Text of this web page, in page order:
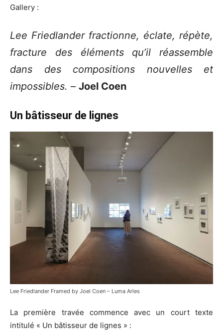
Gallery :
Lee Friedlander fractionne, éclate, répète,
fracture des éléments qu’il réassemble
dans des compositions nouvelles et
impossibles. – Joel Coen
Un bâtisseur de lignes
Lee Friedlander Framed by Joel Coen – Luma Arles
La première travée commence avec un court texte
intitulé « Un bâtisseur de lignes » :